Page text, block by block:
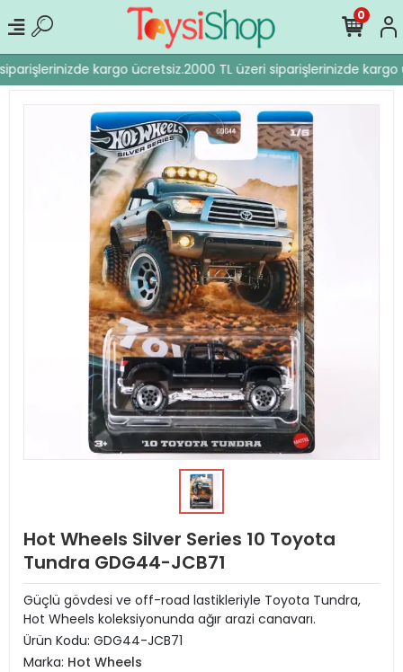
kargo ücretsiz.2000 TL üzeri siparişlerinizde kargo
0
Hot Wheels Silver Series 10 Toyota
Tundra GDG44-JCB71
Güçlü gövdesi ve off-road lastikleriyle Toyota Tundra,
Hot Wheels koleksiyonunda ağır arazi canavarı.
Ürün Kodu: GDG44-JCB71
Marka: Hot Wheels